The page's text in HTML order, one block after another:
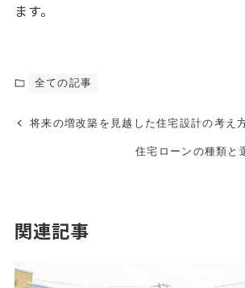
ます。
全ての記事
将来の増改築を見越した住宅設計の考え
住宅ローンの種類と
関連記事